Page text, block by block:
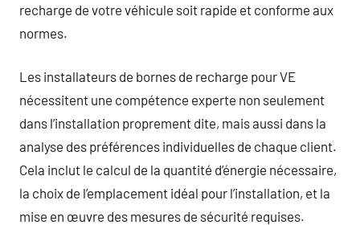
recharge de votre véhicule soit rapide et conforme aux
normes.
Les installateurs de bornes de recharge pour VE
nécessitent une compétence experte non seulement
dans l’installation proprement dite, mais aussi dans la
analyse des préférences individuelles de chaque client.
Cela inclut le calcul de la quantité d’énergie nécessaire,
la choix de l’emplacement idéal pour l’installation, et la
mise en œuvre des mesures de sécurité requises.